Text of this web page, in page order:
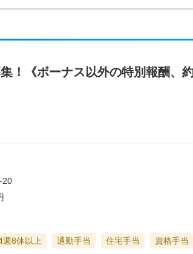
！《ボーナス以外の特別報酬、
20
週8休以上 通勤手当 住宅手当
資格手当